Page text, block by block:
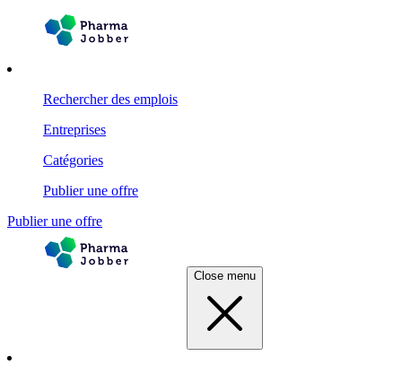
Rechercher des emplois
Entreprises
Catégories
Publier une offre
Publier une offre
Close menu